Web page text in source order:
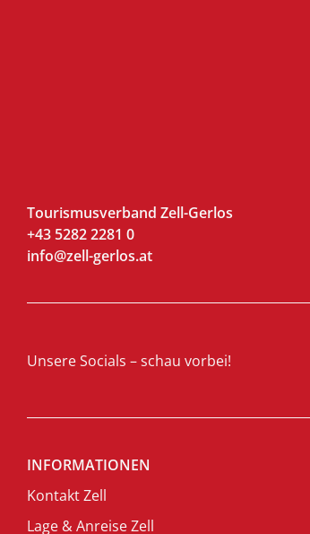
Tourismusverband Zell-Gerlos
+43 5282 2281 0
info@zell-gerlos.at
Unsere Socials – schau vorbei!
INFORMATIONEN
Kontakt Zell
Lage & Anreise Zell